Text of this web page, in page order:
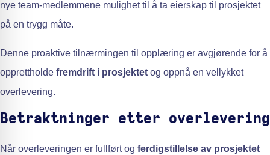
nye team-medlemmene mulighet til å ta eierskap til prosjektet
på en trygg måte.
Denne proaktive tilnærmingen til opplæring er avgjørende for å
opprettholde fremdrift i prosjektet og oppnå en vellykket
overlevering.
Betraktninger etter overlevering
Når overleveringen er fullført og ferdigstillelse av prosjektet